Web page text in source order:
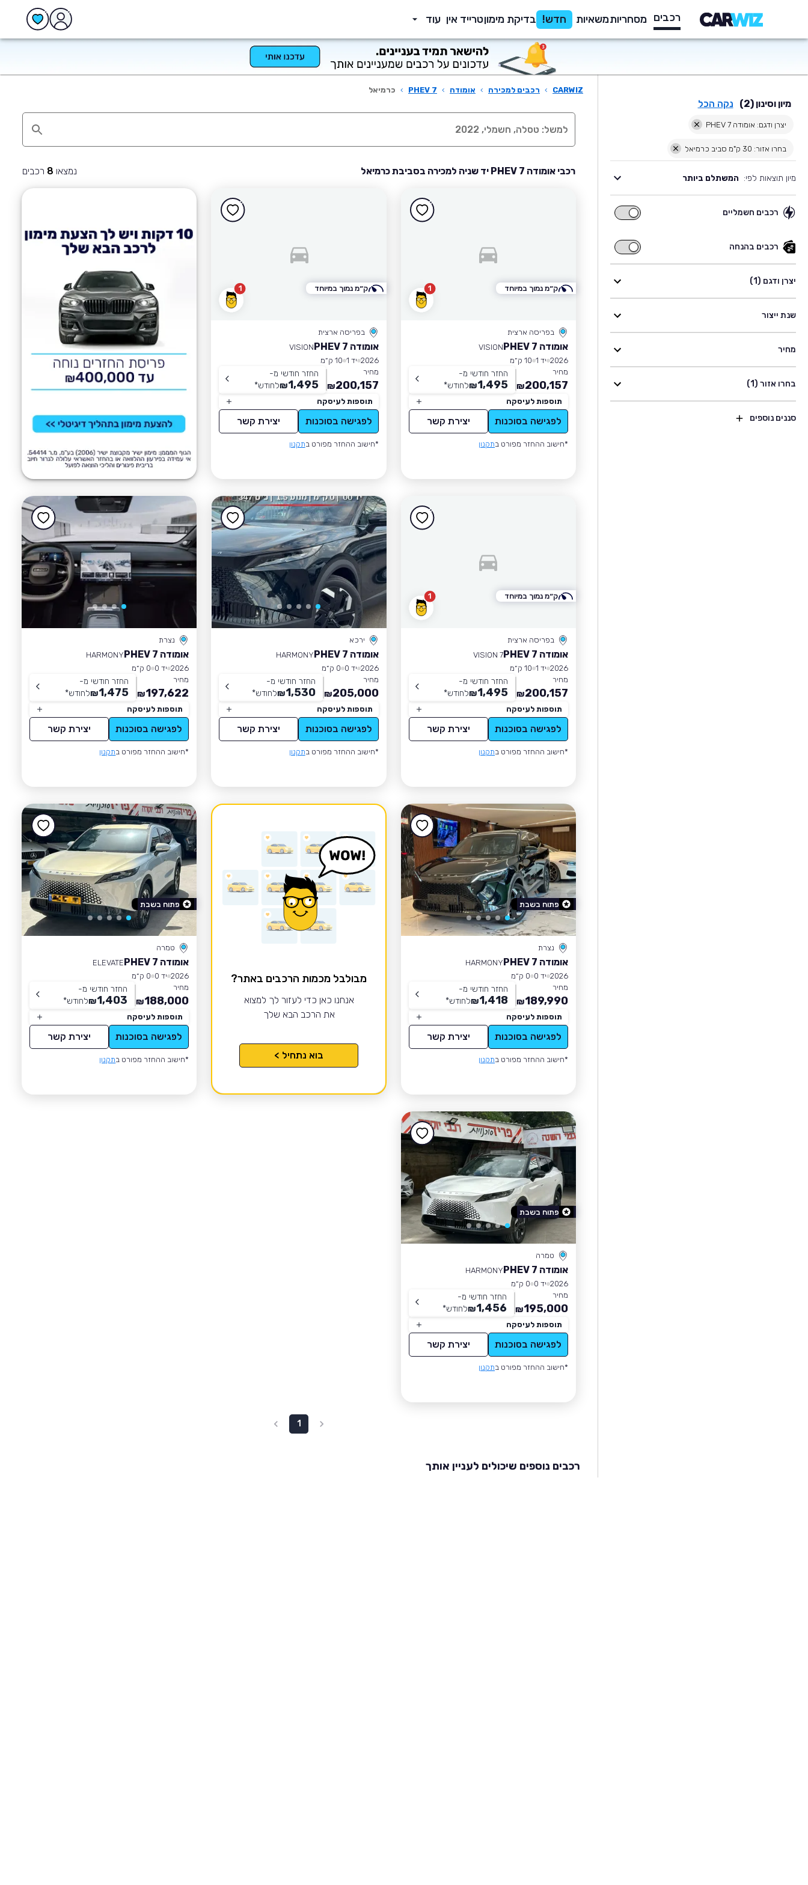
רכבים מסחריותמשאיות חדש! בדיקת מימוןטרייד אין עוד
מיון וסינון (2) נקה הכל
יצרן ודגם: אומודה 7 PHEV
בחרו אזור: 30 ק"מ סביב כרמיאל
מיון תוצאות לפי: המשתלם ביותר
רכבים חשמליים
רכבים
רכבים בהנחה
רכבים
בהנחה
יצרן ודגם (1)
שנת ייצור
מחיר
בחרו אזור (1)
סננים נוספים
CARWIZ
› רכבים למכירה › אומודה ›
7 PHEV
› כרמיאל
רכבי אומודה 7 PHEV יד שניה למכירה בסביבת כרמיאל נמצאו 8 רכבים
1
בפריסה ארצית
אומודה 7 PHEV
VISION
2026 יד 1
10 ק״מ
מחיר
200,157
₪
החזר חודשי מ-
1,495
₪לחודש*
תוספות לעיסקה
לפגישה בסוכנות יצירת קשר
*חישוב ההחזר מפורט בתקנון
ק״מ נמוך במיוחד 1
בפריסה ארצית
אומודה 7 PHEV
VISION
2026 יד 1
10 ק״מ
מחיר
200,157
₪
החזר חודשי מ-
1,495
₪לחודש*
תוספות לעיסקה
לפגישה בסוכנות יצירת קשר
*חישוב ההחזר מפורט בתקנון
ק״מ נמוך במיוחד
1
בפריסה ארצית
אומודה 7 PHEV
VISION 7
2026 יד 1
10 ק״מ
מחיר
200,157
₪
החזר חודשי מ-
1,495
₪לחודש*
תוספות לעיסקה
לפגישה בסוכנות יצירת קשר
*חישוב ההחזר מפורט בתקנון
ק״מ נמוך במיוחד
ירכא
אומודה 7 PHEV
HARMONY
2026 יד 0
0 ק״מ
מחיר
205,000
₪
החזר חודשי מ-
1,530
₪לחודש*
תוספות לעיסקה
לפגישה בסוכנות יצירת קשר
*חישוב ההחזר מפורט בתקנון
נצרת
אומודה 7 PHEV
HARMONY
2026 יד 0
0 ק״מ
מחיר
197,622
₪
החזר חודשי מ-
1,475
₪לחודש*
תוספות לעיסקה
לפגישה בסוכנות יצירת קשר
*חישוב ההחזר מפורט בתקנון
נצרת
אומודה 7 PHEV
HARMONY
2026 יד 0
0 ק״מ
מחיר
189,990
₪
החזר חודשי מ-
1,418
₪לחודש*
תוספות לעיסקה
לפגישה בסוכנות יצירת קשר
*חישוב ההחזר מפורט בתקנון
פתוח בשבת
מבולבל מכמות הרכבים באתר?
אנחנו כאן כדי לעזור לך למצוא
את הרכב הבא שלך
בוא נתחיל >
טמרה
אומודה 7 PHEV
ELEVATE
2026 יד 0
0 ק״מ
מחיר
188,000
₪
החזר חודשי מ-
1,403
₪לחודש*
תוספות לעיסקה
לפגישה בסוכנות יצירת קשר
*חישוב ההחזר מפורט בתקנון
פתוח בשבת
טמרה
אומודה 7 PHEV
HARMONY
2026 יד 0
0 ק״מ
מחיר
195,000
₪
החזר חודשי מ-
1,456
₪לחודש*
תוספות לעיסקה
לפגישה בסוכנות יצירת קשר
*חישוב ההחזר מפורט בתקנון
פתוח בשבת
1
רכבים נוספים שיכולים לעניין אותך